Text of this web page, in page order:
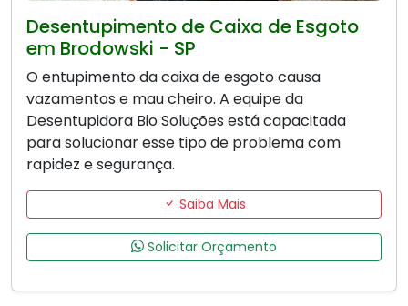
Desentupimento de Caixa de Esgoto
em Brodowski - SP
O entupimento da caixa de esgoto causa
vazamentos e mau cheiro. A equipe da
Desentupidora Bio Soluções está capacitada
para solucionar esse tipo de problema com
rapidez e segurança.
Saiba Mais
Solicitar Orçamento